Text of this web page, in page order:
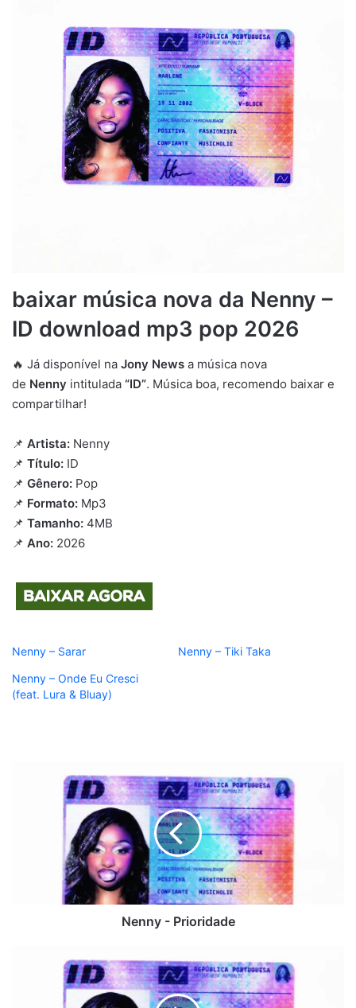
baixar música nova da Nenny –
ID download mp3 pop 2026
🔥 Já disponível na Jony News a música nova
de Nenny intitulada “ID”. Música boa, recomendo baixar e
compartilhar!
📌 Artista: Nenny
📌 Título: ID
📌 Gênero: Pop
📌 Formato: Mp3
📌 Tamanho: 4MB
📌 Ano: 2026
Nenny – Sarar
Nenny – Tiki Taka
Nenny – Onde Eu Cresci
(feat. Lura & Bluay)
Nenny - Prioridade